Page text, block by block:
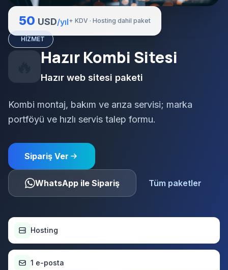
50 USD/yıl+ KDV · Hosting dahil paket
HIZMET
Hazır Kombi Sitesi
Hazır web sitesi paketi
Kombi montaj, bakım ve arıza servisi; marka
portföyü ve hızlı servis talep formu.
Sipariş Ver
WhatsApp ile Sipariş Tüm paketler
Hosting
1 e-posta